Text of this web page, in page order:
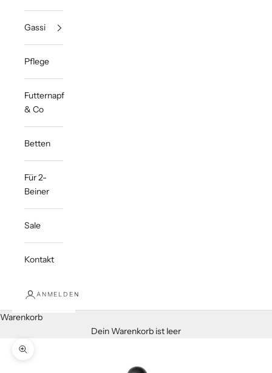
Gassi
Pflege
Futternapf
& Co
Betten
Für 2-
Beiner
Sale
Kontakt
ANMELDEN
Warenkorb
Dein Warenkorb ist leer
Bild vergrößern